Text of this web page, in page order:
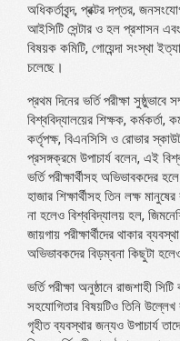
অধিকর্তাবৃন্দ, প্রক্টর দপ্তর,
আইসিটি সেন্টার ও হল প্রশাসন
বিষয়ক কমিটি, গোয়েন্দা সংস্থা
চলেছে।
প্রথম দিনের ভর্তি পরীক্ষা
বিশ্ববিদ্যালয়ের শিক্ষক, কর্মকর্তা,
কর্তৃপক্ষ, বিএনসিসি ও রোভার
প্রসঙ্গক্রমে উপাচার্য বলেন, এই
ভর্তি পরীক্ষার্থীসহ অভিভাবকদের
হাজার শিক্ষার্থীসহ তিন লক্ষ
না হলেও বিশ্ববিদ্যালয় হল,
জায়গায় পরীক্ষার্থীদের থাকার
অভিভাবকদের বিড়ম্বনা কিছুটা
ভর্তি পরীক্ষা অনুষ্ঠানে রাজশাহী
সহযোগিতার বিষয়টিও তিনি
গৃহীত ব্যবস্থার জন্যও উপাচার্য